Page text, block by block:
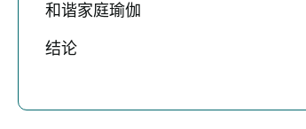
和谐家庭瑜伽
结论